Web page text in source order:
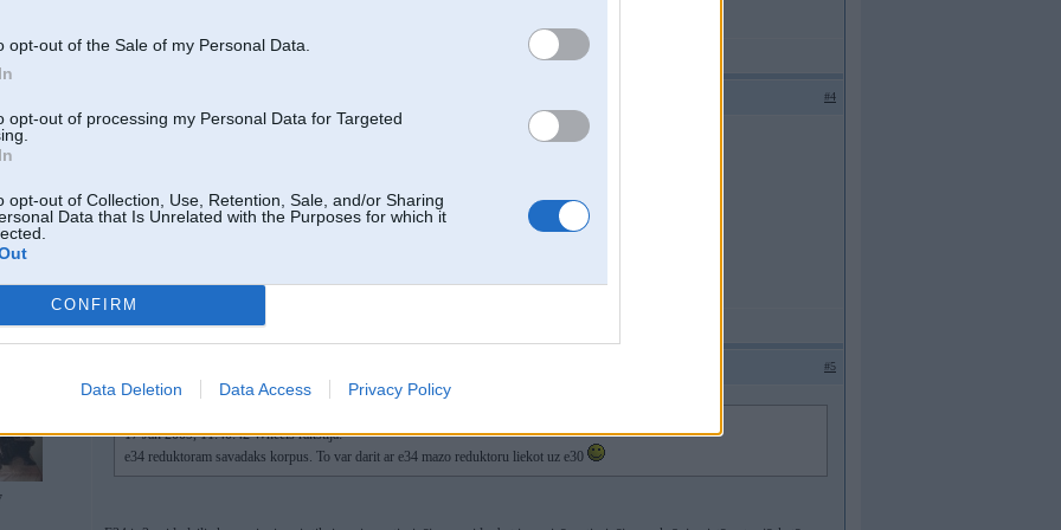
opt-out of the Sale of my Personal Data.
opt-out of processing my Personal Data for Targeted
opt-out of Collection, Use, Retention, Sale, and/or Sharing
Data that Is Unrelated with the Purposes for which it
CONFIRM
Data Deletion Data Access Privacy Policy
#4
e34 reduktoram savadaks korpus. To var darit ar e34 mazo reduktoru liekot uz e30
#5
17 Jan 2009, 11:40:42 Wheels rakstīja:
e34 reduktoram savadaks korpus. To var darit ar e34 mazo reduktoru liekot uz e30